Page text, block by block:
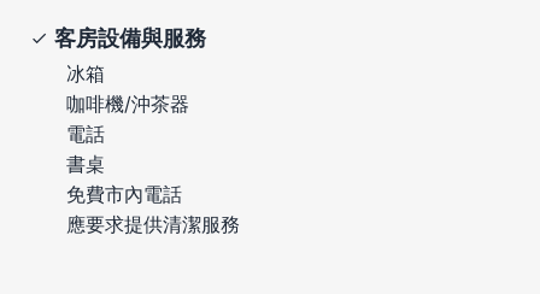
客房設備與服務
冰箱
咖啡機/沖茶器
電話
書桌
免費市內電話
應要求提供清潔服務